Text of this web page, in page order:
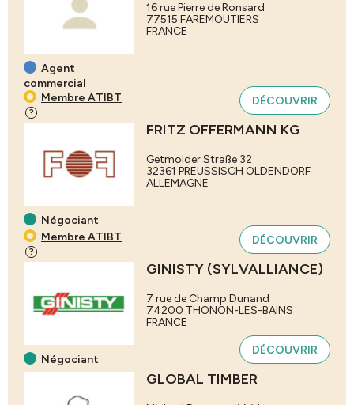
Agent
commercial
Membre ATIBT
?
16 rue Pierre de Ronsard
77515 FAREMOUTIERS
FRANCE
DÉCOUVRIR
Négociant
Membre ATIBT
?
FRITZ OFFERMANN KG
Getmolder Straße 32
32361 PREUSSISCH OLDENDORF
ALLEMAGNE
DÉCOUVRIR
Négociant
GINISTY (SYLVALLIANCE)
7 rue de Champ Dunand
74200 THONON-LES-BAINS
FRANCE
DÉCOUVRIR
GLOBAL TIMBER